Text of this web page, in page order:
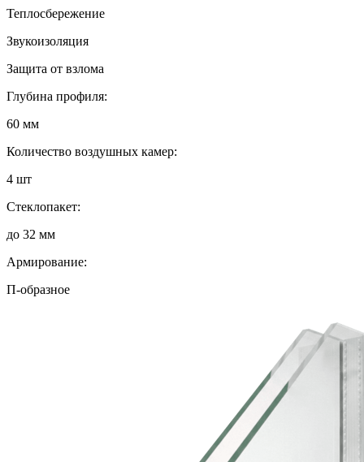
Теплосбережение
Звукоизоляция
Защита от взлома
Глубина профиля:
60 мм
Количество воздушных камер:
4 шт
Стеклопакет:
до 32 мм
Армирование:
П-образное